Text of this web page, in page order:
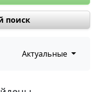
поиск
Актуальные